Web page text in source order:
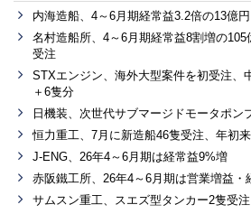
内海造船、4～6月期経常益3.2倍の13億
名村造船所、4～6月期経常益8割増の
受注
STXエンジン、海外大型案件を初受注、
＋6隻分
日機装、次世代サブマージドモータポン
恒力重工、7月に新造船46隻受注、年初
J-ENG、26年4～6月期は経常益9%増
赤阪鐵工所、26年4～6月期は営業増益・
サムスン重工、スエズ型タンカー2隻受注